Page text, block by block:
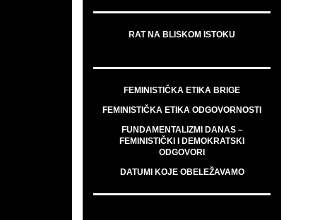
RAT NA BLISKOM ISTOKU
FEMINISTIČKA ETIKA BRIGE
FEMINISTIČKA ETIKA ODGOVORNOSTI
FUNDAMENTALIZMI DANAS –
FEMINISTIČKI I DEMOKRATSKI
ODGOVORI
DATUMI KOJE OBELEŽAVAMO